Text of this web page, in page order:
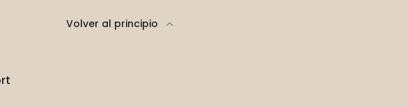
Volver al principio